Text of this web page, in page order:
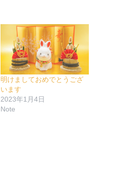
明けましておめでとうござ
います
2023年1月4日
Note